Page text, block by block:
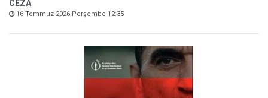
CEZA
16 Temmuz 2026 Perşembe 12:35